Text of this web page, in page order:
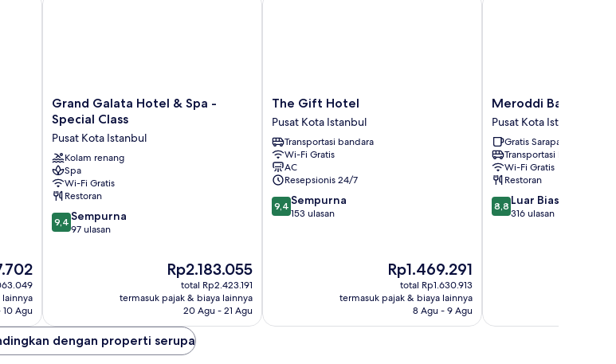
Agu
Grand
Galata
Hotel
&
Spa
-
Special
Class
Pusat
Kota
Grand Galata Hotel & Spa -
Special Class
Pusat Kota Istanbul
Kolam renang
Spa
Wi-Fi Gratis
Restoran
9.4
dari
9,4 Sempurna
97 ulasan
Harga
sekarang
Rp2.183.055
Rp2.183.055
total Rp2.423.191
termasuk pajak & biaya lainnya
20 Agu - 21 Agu
The
Gift
Hotel
Pusat
Kota
Istanbul
The Gift Hotel
Pusat Kota Istanbul
Transportasi bandara
Wi-Fi Gratis
AC
Resepsionis 24/7
9.4
dari
9,4 Sempurna
153 ulasan
Harga
sekarang
Rp1.469.291
Rp1.469.291
total Rp1.630.913
termasuk pajak & biaya lainnya
8 Agu - 9 Agu
Meroddi
Barnathan
Hotel
Pusat
Kota
Istanbul
Meroddi Barnathan
Pusat Kota Istanbul
Gratis Sarapan
Transportasi bandara
Wi-Fi Gratis
Restoran
8.8
dari
8,8 Luar Biasa
316 ulasan
dengan properti serupa